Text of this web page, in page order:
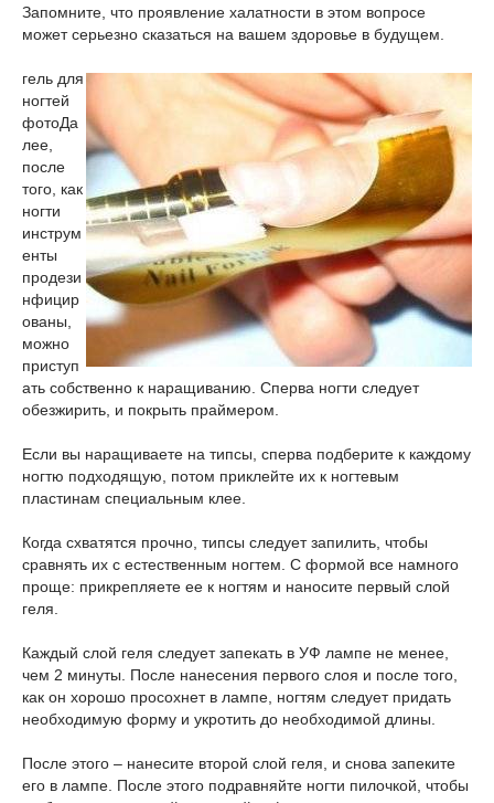
Запомните, что проявление халатности в этом вопросе
может серьезно сказаться на вашем здоровье в будущем.
гель для
ногтей
фотоДа
лее,
после
того, как
ногти
инструм
енты
продези
нфицир
ованы,
можно
приступ
ать собственно к наращиванию. Сперва ногти следует
обезжирить, и покрыть праймером.
Если вы наращиваете на типсы, сперва подберите к каждому
ногтю подходящую, потом приклейте их к ногтевым
пластинам специальным клее.
Когда схватятся прочно, типсы следует запилить, чтобы
сравнять их с естественным ногтем. С формой все намного
проще: прикрепляете ее к ногтям и наносите первый слой
геля.
Каждый слой геля следует запекать в УФ лампе не менее,
чем 2 минуты. После нанесения первого слоя и после того,
как он хорошо просохнет в лампе, ногтям следует придать
необходимую форму и укротить до необходимой длины.
После этого – нанесите второй слой геля, и снова запеките
его в лампе. После этого подравняйте ногти пилочкой, чтобы